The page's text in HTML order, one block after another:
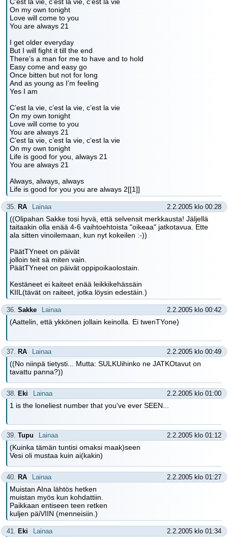
On my own tonight
Love will come to you
You are always 21
I get older everyday
But I will fight it till the end
There’s a man for me to have and to hold
Easy come and easy go
Once bitten but not for long
And as young as I’m feeling
Yes I am
C’est la vie, c’est la vie, c’est la vie
On my own tonight
Love will come to you
You are always 21
C’est la vie, c’est la vie, c’est la vie
On my own tonight
Life is good for you, always 21
You are always 21
Always, always, always
Life is good for you you are always 2[[1]]
35. RA Lainaa 2.2.2005 klo 00:28
((Olipahan Sakke tosi hyvä, että selvensit merkkausta! Jäljellä
taitaakin olla enää 4-6 vaihtoehtoista "oikeaa" jatkotavua. Ette
ala sitten vinoilemaan, kun nyt kokeilen :-))
PäätTYneet on päivät
jolloin teit sä miten vain.
PäätTYneet on päivät oppipoikaolostain.
Kestäneet ei kaiteet enää leikkikehässäin
KIIL(tävät on raiteet, jotka löysin edestäin.)
36. Sakke Lainaa 2.2.2005 klo 00:42
(Aattelin, että ykkönen jollain keinolla. Ei twenTYone)
37. RA Lainaa 2.2.2005 klo 00:49
((No niinpä tietysti... Mutta: SULKUihinko ne JATKOtavut on
tavattu panna?))
38. Eki Lainaa 2.2.2005 klo 01:00
1 is the loneliest number that you've ever SEEN...
39. Tupu Lainaa 2.2.2005 klo 01:12
(Kuinka tämän tuntisi omaksi maak)seen
Vesi oli mustaa kuin ai(kakin)
40. RA Lainaa 2.2.2005 klo 01:27
Muistan AIna lähtös hetken
muistan myös kun kohdattiin.
Paikkaan entiseen teen retken
kuljen päiVIIN (menneisiin.)
41. Eki Lainaa 2.2.2005 klo 01:34